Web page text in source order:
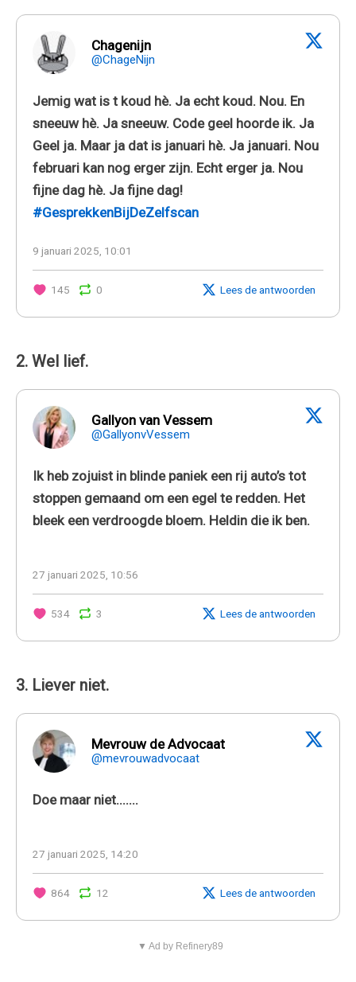
Chagenijn
@ChageNijn
Jemig wat is t koud hè. Ja echt koud. Nou. En
sneeuw hè. Ja sneeuw. Code geel hoorde ik. Ja
Geel ja. Maar ja dat is januari hè. Ja januari. Nou
februari kan nog erger zijn. Echt erger ja. Nou
fijne dag hè. Ja fijne dag!
#GesprekkenBijDeZelfscan
9 januari 2025, 10:01
145 0 Lees de antwoorden
2. Wel lief.
Gallyon van Vessem
@GallyonvVessem
Ik heb zojuist in blinde paniek een rij auto’s tot
stoppen gemaand om een egel te redden. Het
bleek een verdroogde bloem. Heldin die ik ben.
27 januari 2025, 10:56
534 3 Lees de antwoorden
3. Liever niet.
Mevrouw de Advocaat
@mevrouwadvocaat
Doe maar niet.......
27 januari 2025, 14:20
864 12 Lees de antwoorden
▼ Ad by Refinery89